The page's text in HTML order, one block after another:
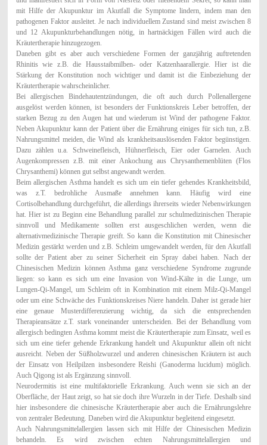
mit Hilfe der Akupunktur im Akutfall die Symptome lindern, indem man den
pathogenen Faktor ausleitet. Je nach individuellem Zustand sind meist zwischen 8
und 12 Akupunkturbehandlungen nötig, in hartnäckigen Fällen wird auch die
Kräutertherapie hinzugezogen.
Daneben gibt es aber auch verschiedene Formen der ganzjährig auftretenden
Rhinitis wie z.B. die Hausstaibmilben- oder Katzenhaarallergie. Hier ist die
Stärkung der Konstitution noch wichtiger und damit ist die Einbeziehung der
Kräutertherapie wahrscheinlicher.
Bei allergischen Bindehautentzündungen, die oft auch durch Pollenallergene
ausgelöst werden können, ist besonders der Funktionskreis Leber betroffen, der
starken Bezug zu den Augen hat und wiederum ist Wind der pathogene Faktor.
Neben Akupunktur kann der Patient über die Ernährung einiges für sich tun, z.B.
Nahrungsmittel meiden, die Wind als krankheitsauslösenden Faktor begünstigen.
Dazu zählen u.a. Schweinefleisch, Hühnerfleisch, Eier oder Garnelen. Auch
Augenkompressen z.B. mit einer Ankochung aus Chrysanthemenblüten (Flos
Chrysanthemi) können gut selbst angewandt werden.
Beim allergischen Asthma handelt es sich um ein tiefer gehendes Krankheitsbild,
was z.T. bedrohliche Ausmaße annehmen kann. Häufig wird eine
Cortisolbehandlung durchgeführt, die allerdings ihrerseits wieder Nebenwirkungen
hat. Hier ist zu Beginn eine Behandlung parallel zur schulmedizinischen Therapie
sinnvoll und Medikamente sollten erst ausgeschlichen werden, wenn die
alternativmedizinische Therapie greift. So kann die Konstitution mit Chinesischer
Medizin gestärkt werden und z.B. Schleim umgewandelt werden, für den Akutfall
sollte der Patient aber zu seiner Sicherheit ein Spray dabei haben. Nach der
Chinesischen Medizin können Asthma ganz verschiedene Syndrome zugrunde
liegen: so kann es sich um eine Invasion von Wind-Kälte in die Lunge, um
Lungen-Qi-Mangel, um Schleim oft in Kombination mit einem Milz-Qi-Mangel
oder um eine Schwäche des Funktionskreises Niere handeln. Daher ist gerade hier
eine genaue Musterdifferenzierung wichtig, da sich die entsprechenden
Therapieansätze z.T. stark voneinander unterscheiden. Bei der Behandlung vom
allergisch bedingten Asthma kommt meist die Kräutertherapie zum Einsatz, weil es
sich um eine tiefer gehende Erkrankung handelt und Akupunktur allein oft nicht
ausreicht. Neben der Süßholzwurzel und anderen chinesischen Kräutern ist auch
der Einsatz von Heilpilzen insbesondere Reishi (Ganoderma lucidum) möglich.
Auch Qigong ist als Ergänzung sinnvoll.
Neurodermitis ist eine multifaktorielle Erkrankung. Auch wenn sie sich an der
Oberfläche, der Haut zeigt, so hat sie doch ihre Wurzeln in der Tiefe. Deshalb sind
hier insbesondere die chinesische Kräutertherapie aber auch die Ernährungslehre
von zentraler Bedeutung. Daneben wird die Akupunktur begleitend eingesetzt.
Auch Nahrungsmittelallergien lassen sich mit Hilfe der Chinesischen Medizin
behandeln. Es wird zwischen echten Nahrungsmittelallergien und